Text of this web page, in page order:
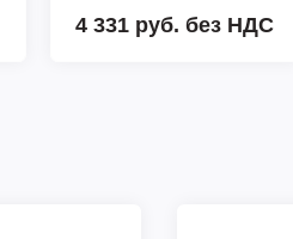
4 331 руб. без НДС